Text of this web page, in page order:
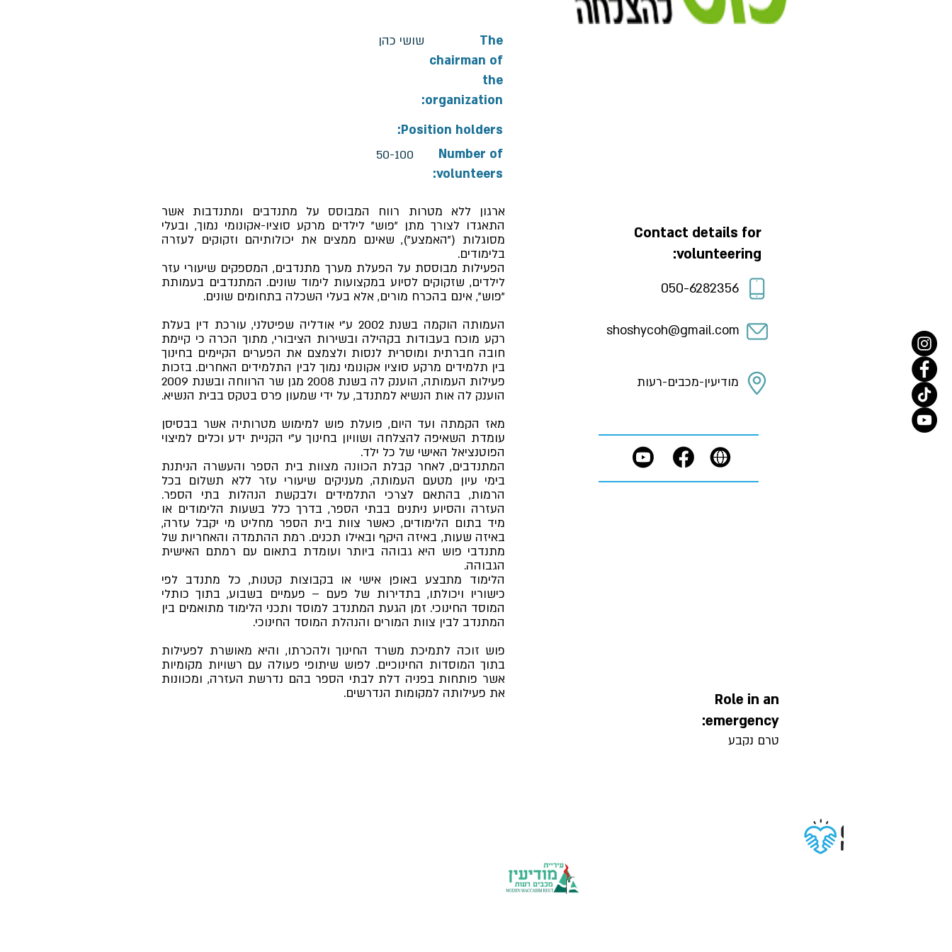
שושי כהן
The
chairman of
the
organization:
Position holders:
50-100
Number of
volunteers:
ארגון ללא מטרות רווח המבוסס על מתנדבים ומתנדבות אשר
התאגדו לצורך מתן "פוש" לילדים מרקע סוציו-אקונומי נמוך, ובעלי
מסוגלות ("האמצע"), שאינם ממצים את יכולותיהם וזקוקים לעזרה
בלימודים.
הפעילות מבוססת על הפעלת מערך מתנדבים, המספקים שיעורי עזר
לילדים, שזקוקים לסיוע במקצועות לימוד שונים. המתנדבים בעמותת
"פוש", אינם בהכרח מורים, אלא בעלי השכלה בתחומים שונים.
העמותה הוקמה בשנת 2002 ע"י אודליה שפיטלני, עורכת דין בעלת
רקע מוכח בעבודות בקהילה ובשירות הציבורי, מתוך הכרה כי קיימת
חובה חברתית ומוסרית לנסות ולצמצם את הפערים הקיימים בחינוך
בין תלמידים מרקע סוציו אקונומי נמוך לבין התלמידים האחרים. בזכות
פעילות העמותה, הוענק לה בשנת 2008 מגן שר הרווחה ובשנת 2009
הוענק לה אות הנשיא למתנדב, על ידי שמעון פרס בטקס בבית הנשיא.
מאז הקמתה ועד היום, פועלת פוש למימוש מטרותיה אשר בבסיסן
עומדת השאיפה להצלחה ושוויון בחינוך ע"י הקניית ידע וכלים למיצוי
הפוטנציאל האישי של כל ילד.
המתנדבים, לאחר קבלת הכוונה מצוות בית הספר והעשרה הניתנת
בימי עיון מטעם העמותה, מעניקים שיעורי עזר ללא תשלום בכל
הרמות, בהתאם לצרכי התלמידים ולבקשת הנהלות בתי הספר.
העזרה והסיוע ניתנים בבתי הספר, בדרך כלל בשעות הלימודים או
מיד בתום הלימודים, כאשר צוות בית הספר מחליט מי יקבל עזרה,
באיזה שעות, באיזה היקף ובאילו תכנים. רמת ההתמדה והאחריות של
מתנדבי פוש היא גבוהה ביותר ועומדת בתאום עם רמתם האישית
הגבוהה.
הלימוד מתבצע באופן אישי או בקבוצות קטנות, כל מתנדב לפי
כישוריו ויכולתו, בתדירות של פעם – פעמיים בשבוע, בתוך כותלי
המוסד החינוכי. זמן הגעת המתנדב למוסד ותכני הלימוד מתואמים בין
המתנדב לבין צוות המורים והנהלת המוסד החינוכי.
פוש זוכה לתמיכת משרד החינוך ולהכרתו, והיא מאושרת לפעילות
בתוך המוסדות החינוכיים. לפוש שיתופי פעולה עם רשויות מקומיות
אשר פותחות בפניה דלת לבתי הספר בהם נדרשת העזרה, ומכוונות
את פעילותה למקומות הנדרשים.
Contact details for
volunteering:
050-6282356
shoshycoh@gmail.com
מודיעין-מכבים-רעות
טרם נקבע
Role in an
emergency: